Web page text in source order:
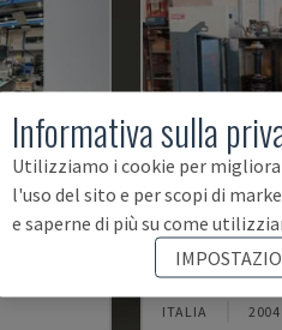
2VS/300 T4TL
SAC - ALTRO
ITALIA 2004
Informativa sulla
Utilizziamo i cookie per
l'uso del sito e per scopi di
e saperne di più su come